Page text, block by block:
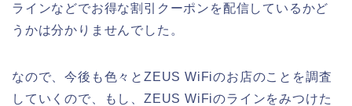
ラインなどでお得な割引クーポンを配信しているかど
うかは分かりませんでした。
なので、今後も色々とZEUS WiFiのお店のことを調査
していくので、もし、ZEUS WiFiのラインをみつけた